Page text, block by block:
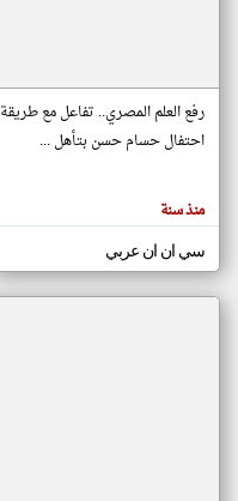
المقالات
الموجوده
هنا عن
رفع العلم المصري.. تفاعل مع طريقة
احتفال حسام حسن بتأهل ...
منذ سنة
سي ان ان عربي